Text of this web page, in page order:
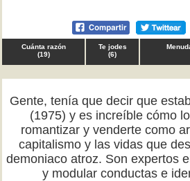
Cuánta razón
(19)
Te jodes
(6)
Gente, tenía que decir que
(1975) y es increíble cómo
romantizar y venderte como
capitalismo y las vidas que
demoniaco atroz. Son expertos
y modular conductas e